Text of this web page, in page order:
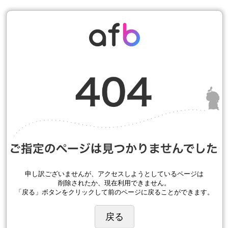
申し訳ございませんが、アクセスしようとしているページは
削除されたか、現在利用できません。
「戻る」ボタンをクリックして前のページに戻ることができます。
戻る